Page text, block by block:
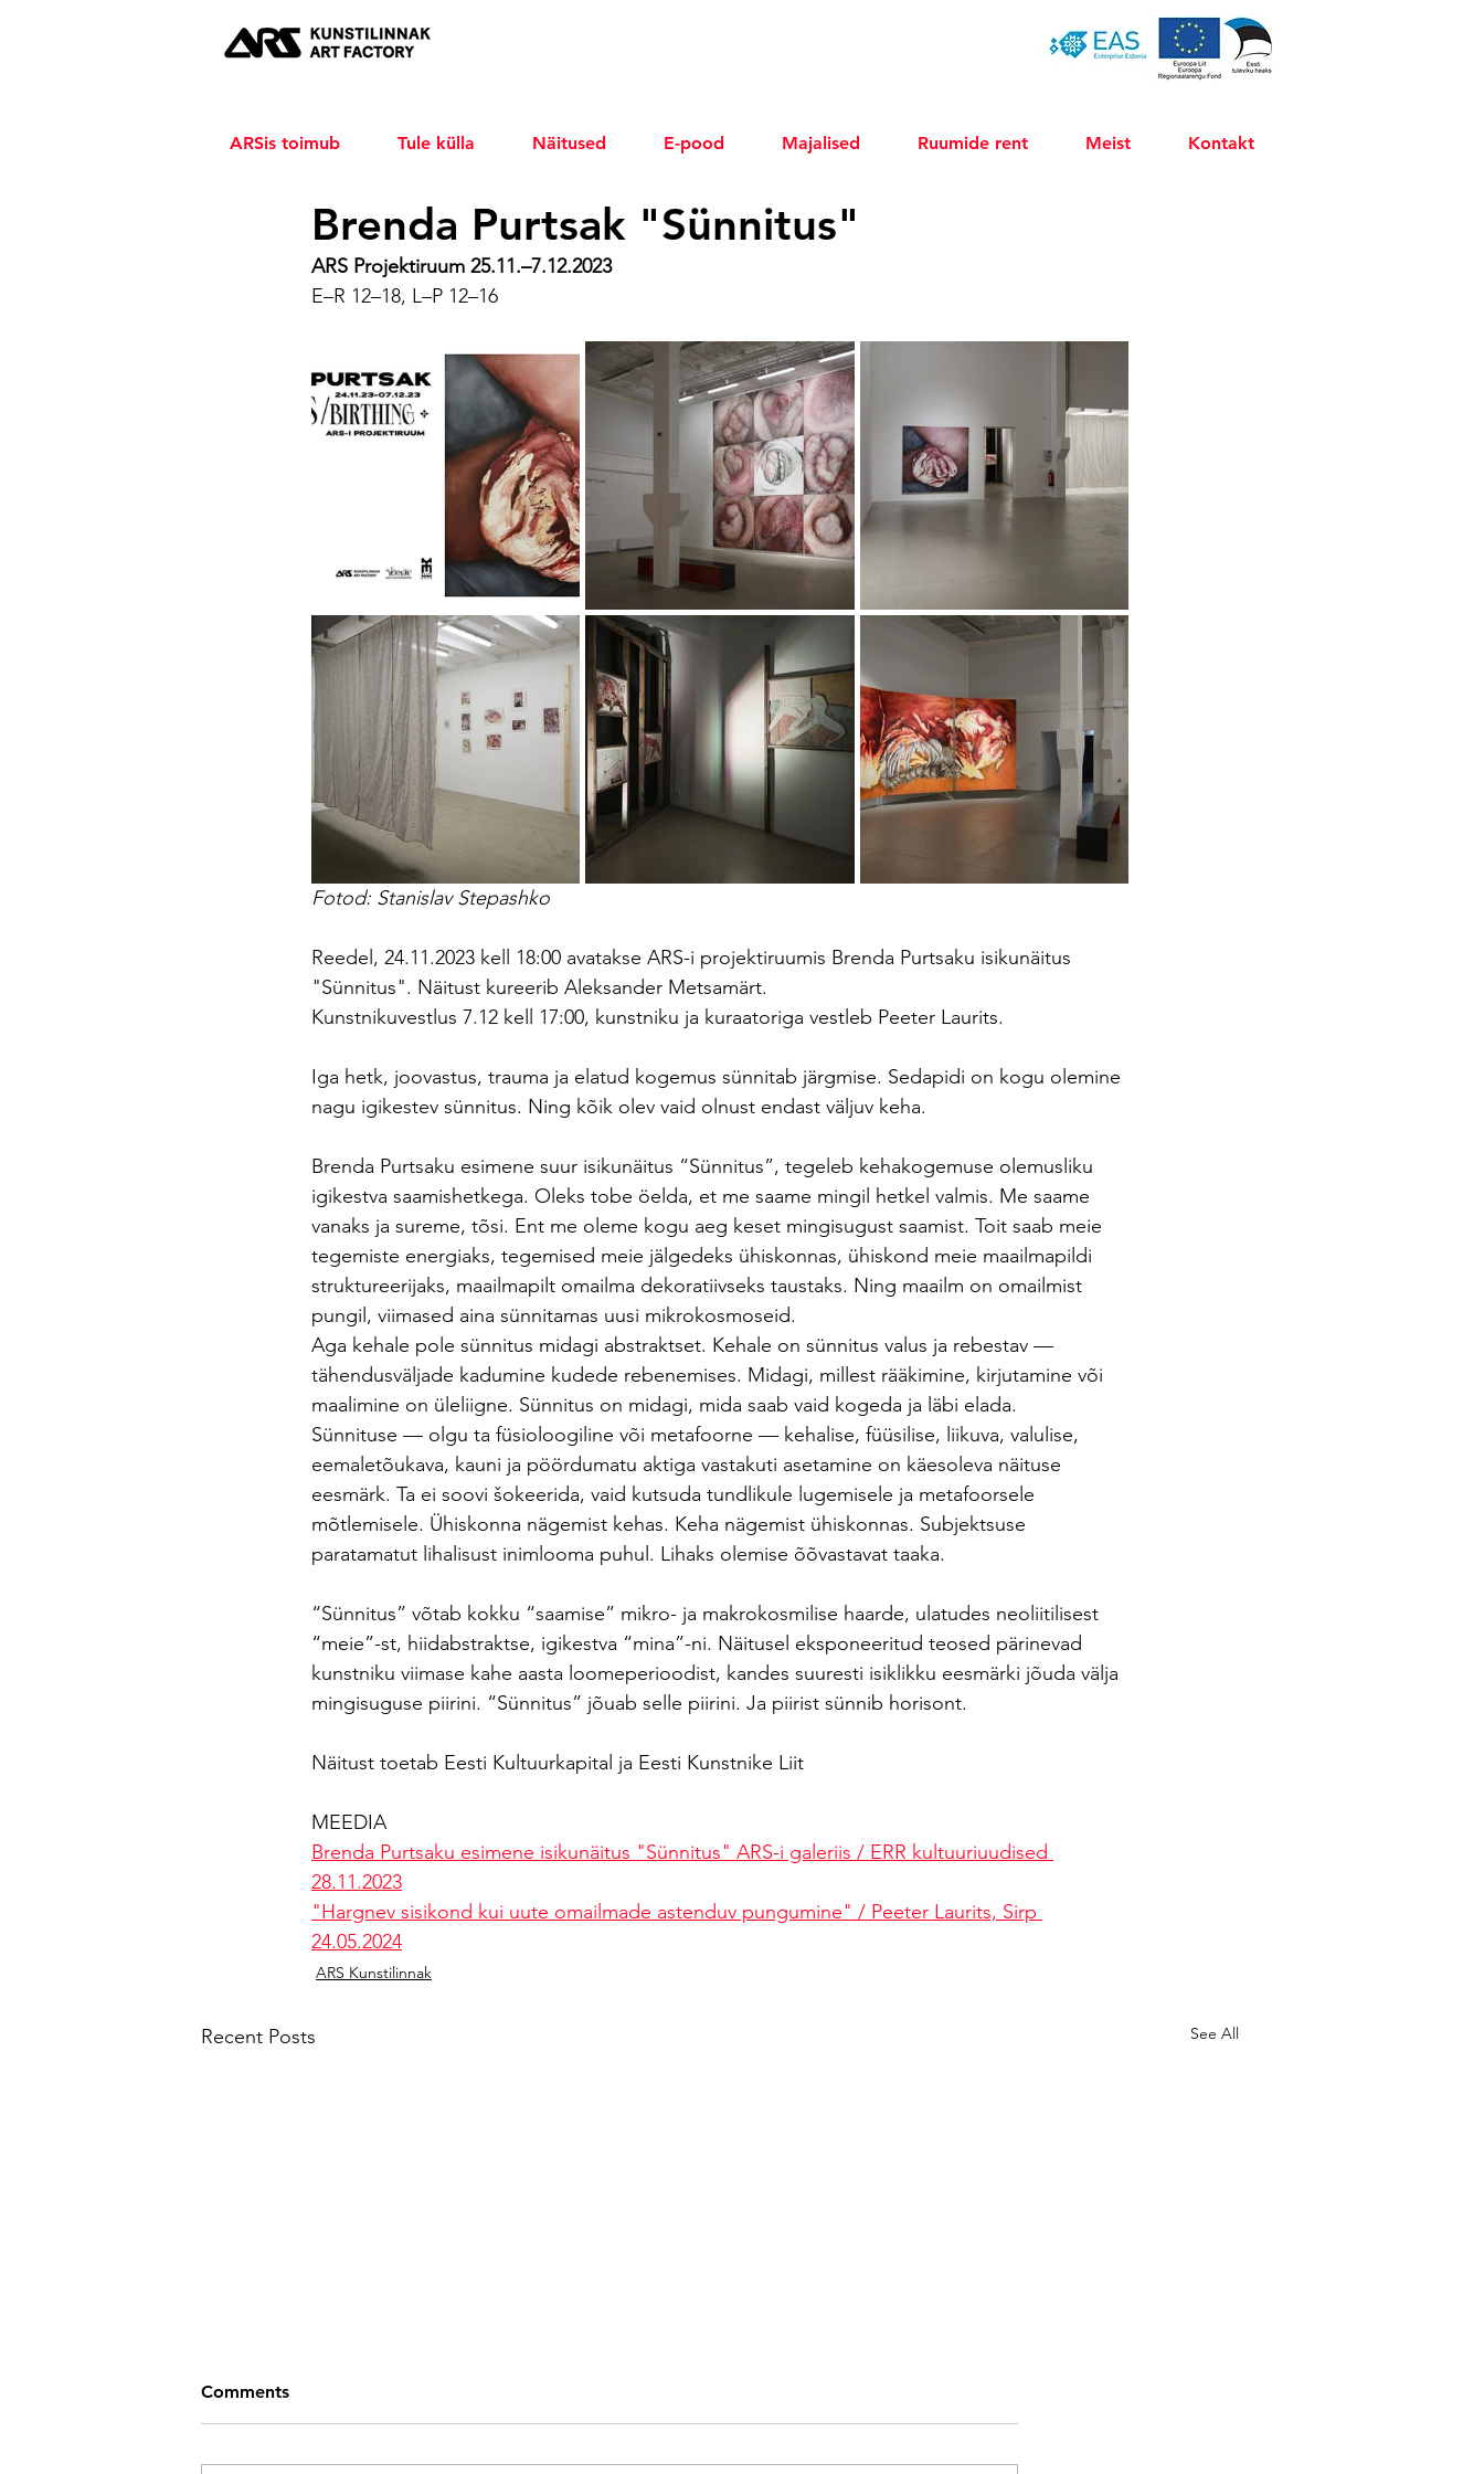
ARSis toimub Tule külla Näitused E-pood Majalised Ruumide rent Meist Kontakt
Brenda Purtsak "Sünnitus"
ARS Projektiruum 25.11.–7.12.2023
E–R 12–18, L–P 12–16
Fotod: Stanislav Stepashko
Reedel, 24.11.2023 kell 18:00 avatakse ARS-i projektiruumis Brenda Purtsaku isikunäitus
"Sünnitus". Näitust kureerib Aleksander Metsamärt.
Kunstnikuvestlus 7.12 kell 17:00, kunstniku ja kuraatoriga vestleb Peeter Laurits.
Iga hetk, joovastus, trauma ja elatud kogemus sünnitab järgmise. Sedapidi on kogu olemine
nagu igikestev sünnitus. Ning kõik olev vaid olnust endast väljuv keha.
Brenda Purtsaku esimene suur isikunäitus “Sünnitus”, tegeleb kehakogemuse olemusliku
igikestva saamishetkega. Oleks tobe öelda, et me saame mingil hetkel valmis. Me saame
vanaks ja sureme, tõsi. Ent me oleme kogu aeg keset mingisugust saamist. Toit saab meie
tegemiste energiaks, tegemised meie jälgedeks ühiskonnas, ühiskond meie maailmapildi
struktureerijaks, maailmapilt omailma dekoratiivseks taustaks. Ning maailm on omailmist
pungil, viimased aina sünnitamas uusi mikrokosmoseid.
Aga kehale pole sünnitus midagi abstraktset. Kehale on sünnitus valus ja rebestav —
tähendusväljade kadumine kudede rebenemises. Midagi, millest rääkimine, kirjutamine või
maalimine on üleliigne. Sünnitus on midagi, mida saab vaid kogeda ja läbi elada.
Sünnituse — olgu ta füsioloogiline või metafoorne — kehalise, füüsilise, liikuva, valulise,
eemaletõukava, kauni ja pöördumatu aktiga vastakuti asetamine on käesoleva näituse
eesmärk. Ta ei soovi šokeerida, vaid kutsuda tundlikule lugemisele ja metafoorsele
mõtlemisele. Ühiskonna nägemist kehas. Keha nägemist ühiskonnas. Subjektsuse
paratamatut lihalisust inimlooma puhul. Lihaks olemise õõvastavat taaka.
“Sünnitus” võtab kokku “saamise” mikro- ja makrokosmilise haarde, ulatudes neoliitilisest
“meie”-st, hiidabstraktse, igikestva “mina”-ni. Näitusel eksponeeritud teosed pärinevad
kunstniku viimase kahe aasta loomeperioodist, kandes suuresti isiklikku eesmärki jõuda välja
mingisuguse piirini. “Sünnitus” jõuab selle piirini. Ja piirist sünnib horisont.
Näitust toetab Eesti Kultuurkapital ja Eesti Kunstnike Liit
MEEDIA
Brenda Purtsaku esimene isikunäitus "Sünnitus" ARS-i galeriis / ERR kultuuriuudised
28.11.2023
"Hargnev sisikond kui uute omailmade astenduv pungumine" / Peeter Laurits, Sirp
24.05.2024
ARS Kunstilinnak
Recent Posts See All
Comments